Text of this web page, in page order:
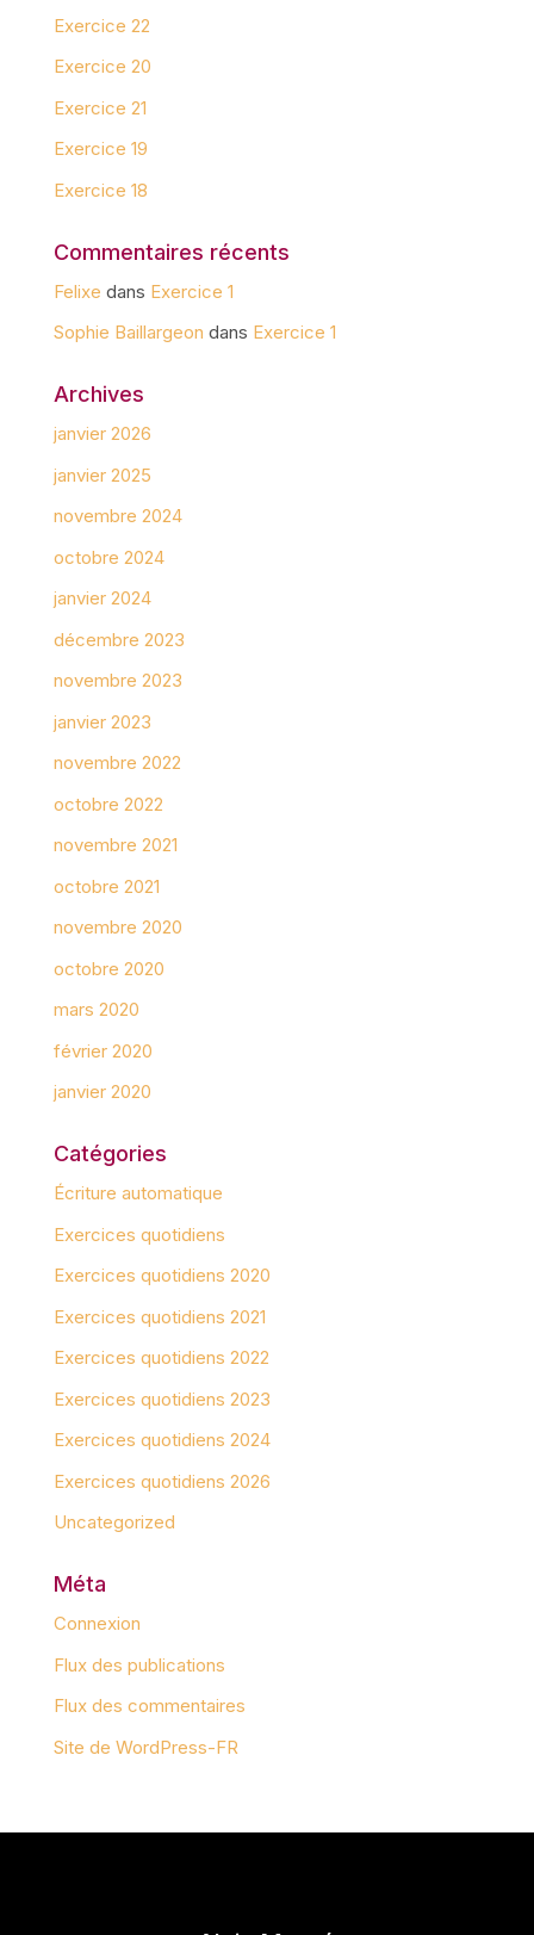
Exercice 22
Exercice 20
Exercice 21
Exercice 19
Exercice 18
Commentaires récents
Felixe dans Exercice 1
Sophie Baillargeon dans Exercice 1
Archives
janvier 2026
janvier 2025
novembre 2024
octobre 2024
janvier 2024
décembre 2023
novembre 2023
janvier 2023
novembre 2022
octobre 2022
novembre 2021
octobre 2021
novembre 2020
octobre 2020
mars 2020
février 2020
janvier 2020
Catégories
Écriture automatique
Exercices quotidiens
Exercices quotidiens 2020
Exercices quotidiens 2021
Exercices quotidiens 2022
Exercices quotidiens 2023
Exercices quotidiens 2024
Exercices quotidiens 2026
Uncategorized
Méta
Connexion
Flux des publications
Flux des commentaires
Site de WordPress-FR